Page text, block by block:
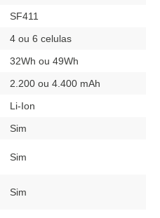
SF411
4 ou 6 celulas
32Wh ou 49Wh
2.200 ou 4.400 mAh
Li-Ion
Sim
Sim
Sim